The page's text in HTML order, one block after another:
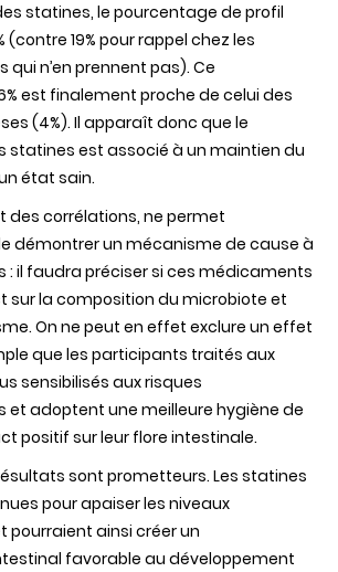
statines, le pourcentage de profil
(contre 19% pour rappel chez les
qui n’en prennent pas). Ce
est finalement proche de celui des
(4%). Il apparaît donc que le
statines est associé à un maintien du
état sain.
des corrélations, ne permet
démontrer un mécanisme de cause à
il faudra préciser si ces médicaments
sur la composition du microbiote et
On ne peut en effet exclure un effet
que les participants traités aux
sensibilisés aux risques
et adoptent une meilleure hygiène de
positif sur leur flore intestinale.
sont prometteurs. Les statines
pour apaiser les niveaux
ainsi créer un
favorable au développement